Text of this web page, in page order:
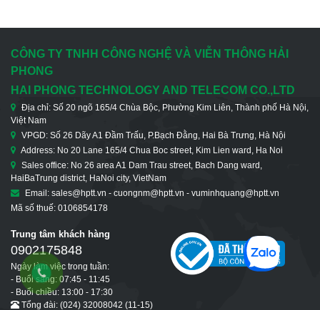
CÔNG TY TNHH CÔNG NGHỆ VÀ VIỄN THÔNG HẢI
PHONG
HAI PHONG TECHNOLOGY AND TELECOM CO.,LTD
Địa chỉ: Số 20 ngõ 165/4 Chùa Bộc, Phường Kim Liên, Thành phố Hà Nội,
Việt Nam
VPGD: Số 26 Dãy A1 Đầm Trấu, P.Bạch Đằng, Hai Bà Trưng, Hà Nội
Address: No 20 Lane 165/4 Chua Boc street, Kim Lien ward, Ha Noi
Sales office: No 26 area A1 Dam Trau street, Bach Dang ward,
HaiBaTrung district, HaNoi city, VietNam
Email: sales@hptt.vn - cuongnm@hptt.vn - vuminhquang@hptt.vn
Mã số thuế: 0106854178
Trung tâm khách hàng
0902175848
Ngày làm việc trong tuần:
- Buổi sáng: 07:45 - 11:45
- Buổi chiều: 13:00 - 17:30
Tổng đài: (024) 32008042 (11-15)